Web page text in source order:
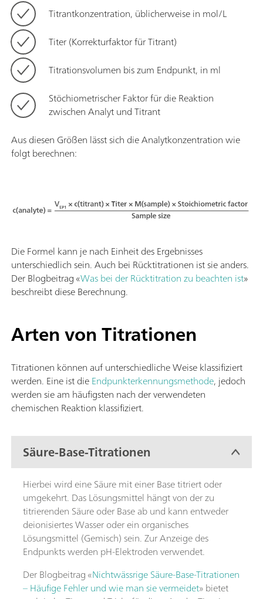
Titrantkonzentration, üblicherweise in mol/L
Titer (Korrekturfaktor für Titrant)
Titrationsvolumen bis zum Endpunkt, in ml
Stöchiometrischer Faktor für die Reaktion
zwischen Analyt und Titrant
Aus diesen Größen lässt sich die Analytkonzentration wie
folgt berechnen:
Die Formel kann je nach Einheit des Ergebnisses
unterschiedlich sein. Auch bei Rücktitrationen ist sie anders.
Der Blogbeitrag «Was bei der Rücktitration zu beachten ist»
beschreibt diese Berechnung.
Arten von Titrationen
Titrationen können auf unterschiedliche Weise klassifiziert
werden. Eine ist dieEndpunkterkennungsmethode, jedoch
werden sie am häufigsten nach der verwendeten
chemischen Reaktion klassifiziert.
Säure-Base-Titrationen
Hierbei wird eine Säure mit einer Base titriert oder
umgekehrt. Das Lösungsmittel hängt von der zu
titrierenden Säure oder Base ab und kann entweder
deionisiertes Wasser oder ein organisches
Lösungsmittel (Gemisch) sein. Zur Anzeige des
Endpunkts werden pH-Elektroden verwendet.
Der Blogbeitrag «Nichtwässrige Säure-Base-Titrationen
– Häufige Fehler und wie man sie vermeidet» bietet